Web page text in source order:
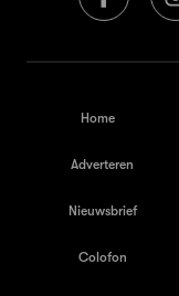
Home
Adverteren
Nieuwsbrief
Colofon